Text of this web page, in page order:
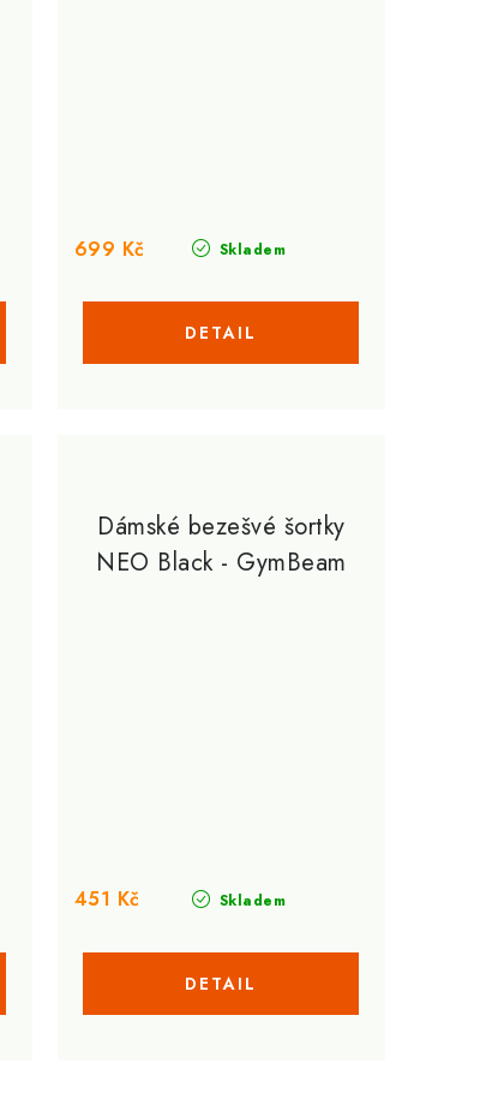
Skladem
699 Kč
Dámské bezešvé šortky
NEO Black - GymBeam
Skladem
451 Kč